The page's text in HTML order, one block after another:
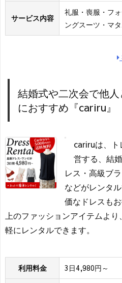
サービス内容
礼服・喪服・フ
ングスーツ・マ
結婚式や二次会で他
におすすめ『cariru』
cariruは、ト
営する、結
レス・高級ブ
などがレンタ
価なドレスも
上のファッションアイテムよ
軽にレンタルできます。
利用料金 3日4,980円～